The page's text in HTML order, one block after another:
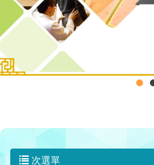
次選單